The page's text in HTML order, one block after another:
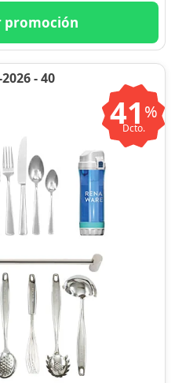
promoción
2026 - 40
41 %
Dcto.